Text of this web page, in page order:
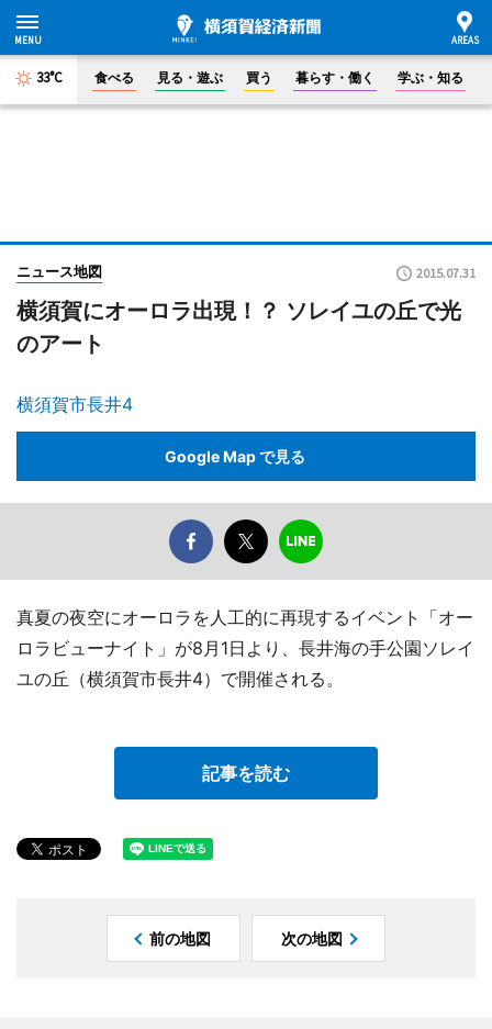
33°C 食べる 見る・遊ぶ 買う 暮らす・働く 学ぶ・知る
ニュース地図 2015.07.31
横須賀にオーロラ出現！？ ソレイユの丘で光
のアート
横須賀市長井4
Google Map で見る
真夏の夜空にオーロラを人工的に再現するイベント「オー
ロラビューナイト」が8月1日より、長井海の手公園ソレイ
ユの丘（横須賀市長井4）で開催される。
記事を読む
前の地図 次の地図